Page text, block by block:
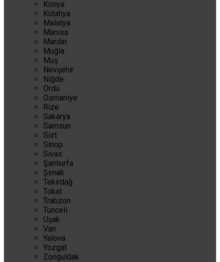
Konya
Kütahya
Malatya
Manisa
Mardin
Muğla
Muş
Nevşehir
Niğde
Ordu
Osmaniye
Rize
Sakarya
Samsun
Siirt
Sinop
Sivas
Şanlıurfa
Şırnak
Tekirdağ
Tokat
Trabzon
Tunceli
Uşak
Van
Yalova
Yozgat
Zonguldak